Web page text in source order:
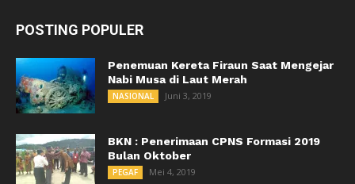
POSTING POPULER
Penemuan Kereta Firaun Saat Mengejar
Nabi Musa di Laut Merah
NASIONAL Juni 3, 2019
BKN : Penerimaan CPNS Formasi 2019
Bulan Oktober
PEGAF Mei 4, 2019